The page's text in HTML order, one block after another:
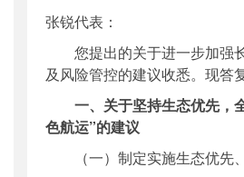
公开日期
主题词： 十三届全国人大
机构分类：海事局
主题分类：公众参与
公文类型：其他
张锐代表：
您提出的关于进一步加强
及风险管控的建议收悉。现答
一、关于坚持生态优先，
色航运”的建议
（一）制定实施生态优先